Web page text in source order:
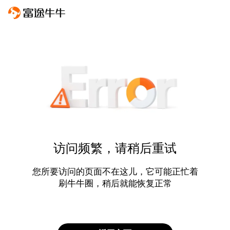
访问频繁，请稍后重试
您所要访问的页面不在这儿，它可能正忙着
刷牛牛圈，稍后就能恢复正常